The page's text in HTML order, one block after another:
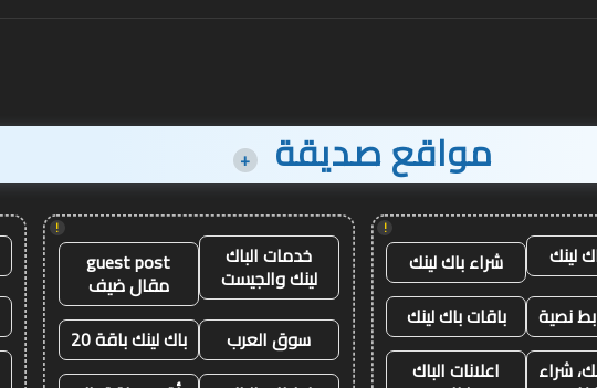
مواقع صديقة +
!
لينك
شراء باك لينك
نصية
باقات باك لينك
شراء
اعلانات الباك
!
خدمات الباك
لينك والجيست guest post
مقال ضيف
سوق العرب
باك لينك باقة 20